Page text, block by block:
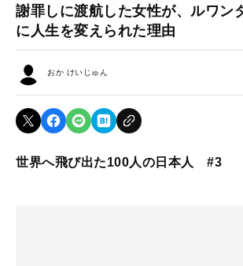
謝罪しに渡航した女性が、ルワン
に人生を変えられた理由
おか けいじゅん
世界へ飛び出た100人の日本人 #3